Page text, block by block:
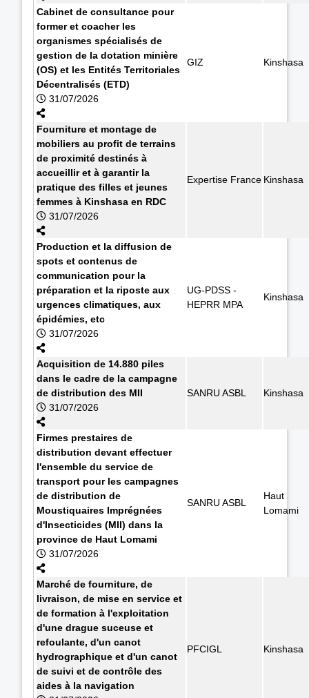
Cabinet de consultance pour
former et coacher les
organismes spécialisés de
gestion de la dotation minière
(OS) et les Entités Territoriales
Décentralisés (ETD)
31/07/2026
GIZ Kinshasa
Fourniture et montage de
mobiliers au profit de terrains
de proximité destinés à
accueillir et à garantir la
pratique des filles et jeunes
femmes à Kinshasa en RDC
31/07/2026
Expertise France Kinshasa
Production et la diffusion de
spots et contenus de
communication pour la
préparation et la riposte aux
urgences climatiques, aux
épidémies, etc
31/07/2026
UG-PDSS -
HEPRR MPA
Kinshasa
Acquisition de 14.880 piles
dans le cadre de la campagne
de distribution des MII
31/07/2026
SANRU ASBL Kinshasa
Firmes prestaires de
distribution devant effectuer
l'ensemble du service de
transport pour les campagnes
de distribution de
Moustiquaires Imprégnées
d'Insecticides (MII) dans la
province de Haut Lomami
31/07/2026
SANRU ASBL
Haut
Lomami
Marché de fourniture, de
livraison, de mise en service et
de formation à l'exploitation
d'une drague suceuse et
refoulante, d'un canot
hydrographique et d'un canot
de suivi et de contrôle des
aides à la navigation
PFCIGL Kinshasa